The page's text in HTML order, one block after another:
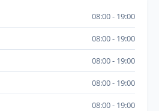
08:00 19:00
08:00 19:00
08:00 19:00
08:00 19:00
08:00 19:00